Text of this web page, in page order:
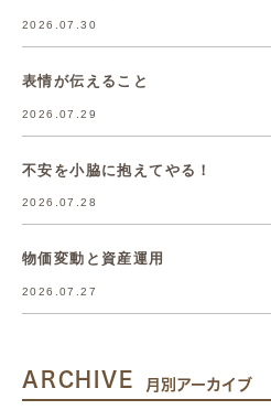
2026.07.30
表情が伝えること
2026.07.29
不安を小脇に抱えてやる！
2026.07.28
物価変動と資産運用
2026.07.27
ARCHIVE 月別アーカイブ